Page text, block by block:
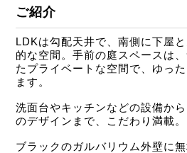
ご紹介
LDKは勾配天井で、南側に下屋
的な空間。手前の庭スペースは
たプライベートな空間で、ゆっ
ます。
洗面台やキッチンなどの設備か
のデザインまで、こだわり満載。
ブラックのガルバリウム外壁に